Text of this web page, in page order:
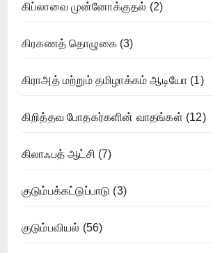
கிப்லாவை முன்னோக்குதல் (2)
கிரகணத் தொழுகை(3)
கிராஅத் மற்றும் தமிழாக்கம் ஆடியோ (1)
கிறித்தவ போதகர்களின் வாதங்கள் (12)
கிலாஃபத் ஆட்சி (7)
குடும்பக்கட்டுப்பாடு (3)
குடும்பவியல் (56)